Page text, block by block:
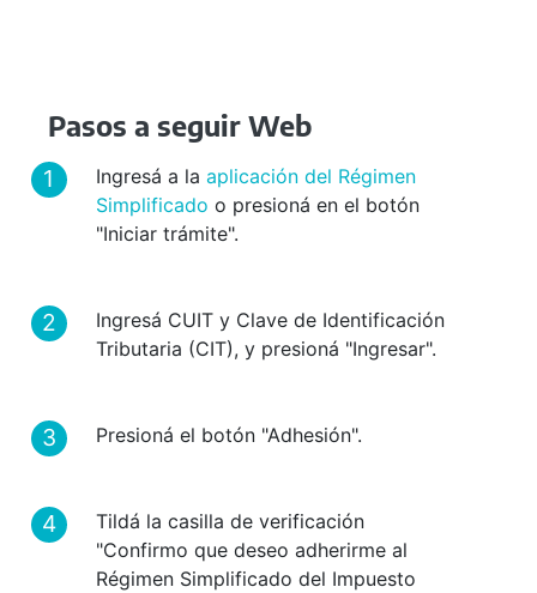
Pasos a seguir Web
Ingresá a la aplicación del Régimen
Simplificado o presioná en el botón
"Iniciar trámite".
Ingresá CUIT y Clave de Identificación
Tributaria (CIT), y presioná "Ingresar".
Presioná el botón "Adhesión".
Tildá la casilla de verificación
"Confirmo que deseo adherirme al
Régimen Simplificado del Impuesto